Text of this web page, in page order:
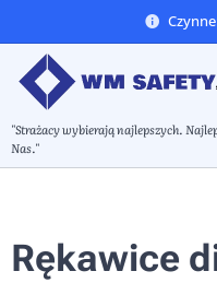
"Strażacy wybierają najlepszych.
Nas."
Rękawice